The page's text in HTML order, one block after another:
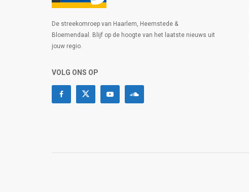
De streekomroep van Haarlem, Heemstede &
Bloemendaal. Blijf op de hoogte van het laatste nieuws uit
jouw regio.
VOLG ONS OP